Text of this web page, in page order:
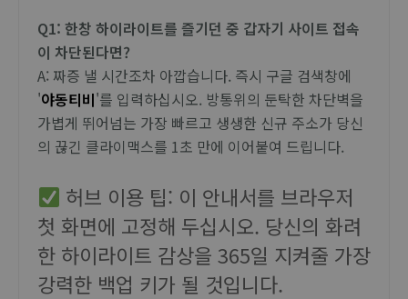
Q1: 한창 하이라이트를 즐기던 중 갑자기 사이트 접속
이 차단된다면?
A: 짜증 낼 시간조차 아깝습니다. 즉시 구글 검색창에
'야동티비'를 입력하십시오. 방통위의 둔탁한 차단벽을
가볍게 뛰어넘는 가장 빠르고 생생한 신규 주소가 당신
의 끊긴 클라이맥스를 1초 만에 이어붙여 드립니다.
허브 이용 팁: 이 안내서를 브라우저
첫 화면에 고정해 두십시오. 당신의 화려
한 하이라이트 감상을 365일 지켜줄 가장
강력한 백업 키가 될 것입니다.